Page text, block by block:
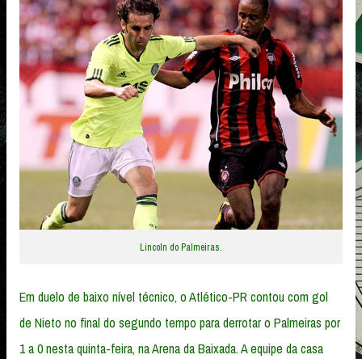
Lincoln do Palmeiras.
Em duelo de baixo nível técnico, o Atlético-PR contou com gol
de Nieto no final do segundo tempo para derrotar o Palmeiras por
1 a 0 nesta quinta-feira, na Arena da Baixada. A equipe da casa